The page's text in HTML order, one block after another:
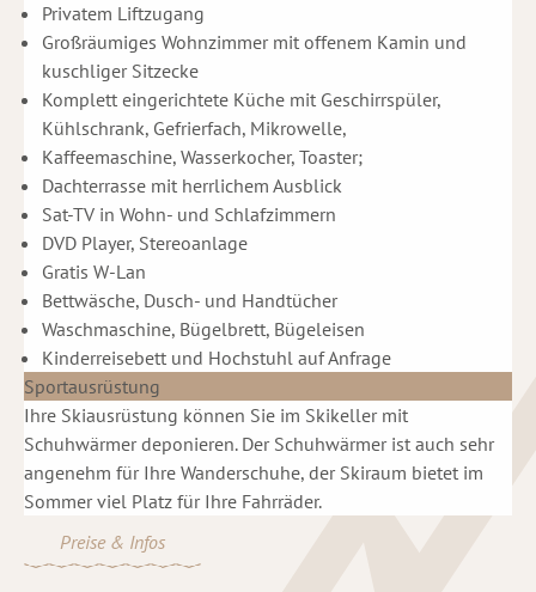
Privatem Liftzugang
Großräumiges Wohnzimmer mit offenem Kamin und
kuschliger Sitzecke
Komplett eingerichtete Küche mit Geschirrspüler,
Kühlschrank, Gefrierfach, Mikrowelle,
Kaffeemaschine, Wasserkocher, Toaster;
Dachterrasse mit herrlichem Ausblick
Sat-TV in Wohn- und Schlafzimmern
DVD Player, Stereoanlage
Gratis W-Lan
Bettwäsche, Dusch- und Handtücher
Waschmaschine, Bügelbrett, Bügeleisen
Kinderreisebett und Hochstuhl auf Anfrage
Sportausrüstung
Ihre Skiausrüstung können Sie im Skikeller mit
Schuhwärmer deponieren. Der Schuhwärmer ist auch sehr
angenehm für Ihre Wanderschuhe, der Skiraum bietet im
Sommer viel Platz für Ihre Fahrräder.
Preise & Infos